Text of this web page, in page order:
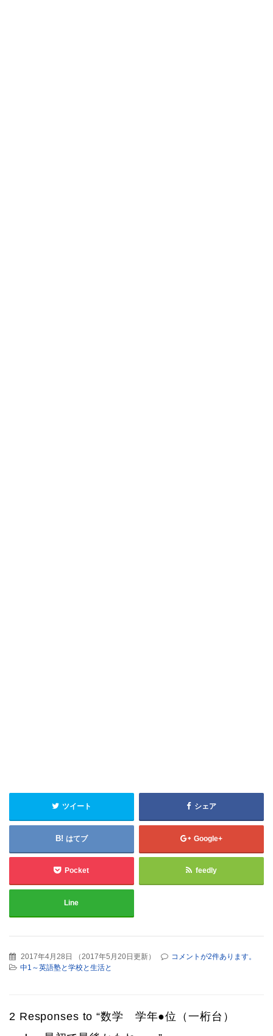
ツイート シェア
はてブ Google+
Pocket feedly
Line
2017年4月28日 （2017年5月20日更新）
コメントが2件あります。
中1～英語塾と学校と生活と
2 Responses to “数学 学年●位（一桁台）